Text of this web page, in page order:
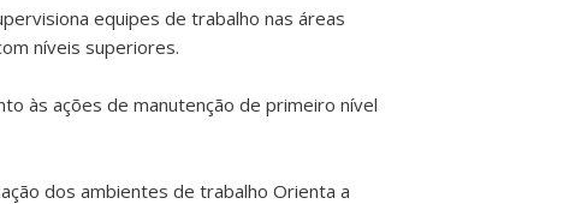
equipes de trabalho nas áreas
níveis superiores.
às ações de manutenção de primeiro nível
dos ambientes de trabalho Orienta a